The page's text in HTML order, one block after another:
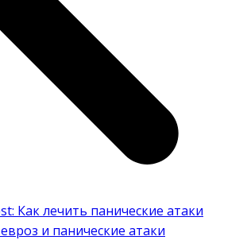
Как лечить панические атаки
и панические атаки